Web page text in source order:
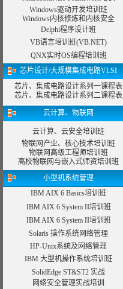
Windows驱动开发培训班
Windows内核修炼和内核安全
Delphi程序设计班
VB语言培训班(VB.NET)
QNX实时OS编程培训班
芯片设计/大规模集成电路VLSI
芯片、集成电路设计系列一课程表
芯片、集成电路设计系列二课程表
云计算、物联网
云计算、云安全培训班
物联网产业、核心技术培训班
物联网高级工程师培训班
高校物联网与嵌入式师资培训班
小型机系统管理
IBM AIX 6 Basics培训班
IBM AIX 6 System II培训班
IBM AIX 6 System II培训班
Solaris 操作系统网络管理
HP-Unix系统及网络管理
IBM 大型机操作系统培训班
SolidEdge ST&ST2 实战
网络安全管理实战培训